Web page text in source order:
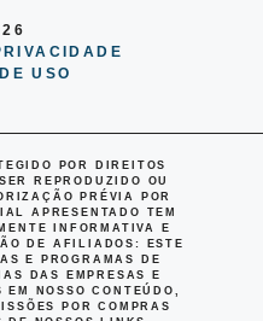
USO
POR DIREITOS
REPRODUZIDO OU
PRÉVIA POR
APRESENTADO TEM
INFORMATIVA E
DE AFILIADOS : ESTE
E PROGRAMAS DE
DAS EMPRESAS E
EM NOSSO CONTEÚDO,
POR COMPRAS